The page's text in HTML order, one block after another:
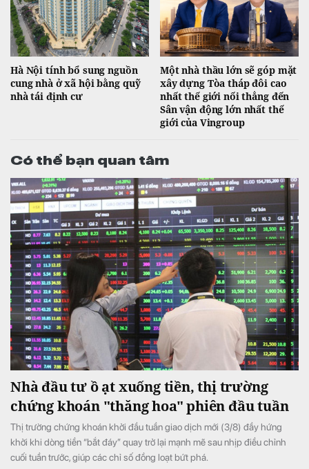
Hà Nội tính bổ sung nguồn
cung nhà ở xã hội bằng quỹ
nhà tái định cư
Một nhà thầu lớn sẽ góp mặt
xây dựng Tòa tháp đôi cao
nhất thế giới nối thẳng đến
Sân vận động lớn nhất thế
giới của Vingroup
Có thể bạn quan tâm
Nhà đầu tư ồ ạt xuống tiền, thị trường
chứng khoán "thăng hoa" phiên đầu tuần
Thị trường chứng khoán khởi đầu tuần giao dịch mới (3/8) đầy hứng
khởi khi dòng tiền “bắt đáy” quay trở lại mạnh mẽ sau nhịp điều chỉnh
cuối tuần trước, giúp các chỉ số đồng loạt bứt phá.